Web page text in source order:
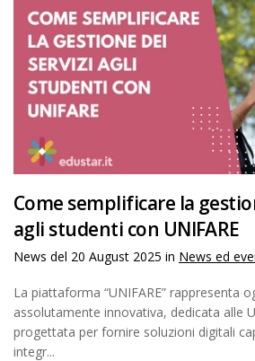
Come semplificare la
agli studenti con UNIFARE
News del 20 August 2025 in News ed
La piattaforma “UNIFARE” rappresenta
assolutamente innovativa, dedicata alle
progettata per fornire soluzioni digitali
integr...